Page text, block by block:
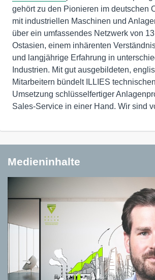
gehört zu den Pionieren im deutschen
mit industriellen Maschinen und
über ein umfassendes Netzwerk von
Ostasien, einem inhärenten
und langjährige Erfahrung in
Industrien. Mit gut ausgebildeten,
Mitarbeitern bündelt ILLIES
Umsetzung schlüsselfertiger
Sales-Service in einer Hand. Wir sind
Medieninhalte